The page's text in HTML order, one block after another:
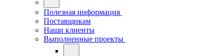
Полезная информация
Поставщикам
Наши клиенты
Выполненные проекты